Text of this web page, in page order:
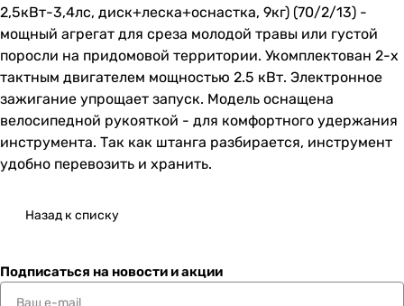
2,5кВт-3,4лс, диск+леска+оснастка, 9кг) (70/2/13) -
мощный агрегат для среза молодой травы или густой
поросли на придомовой территории. Укомплектован 2-х
тактным двигателем мощностью 2.5 кВт. Электронное
зажигание упрощает запуск. Модель оснащена
велосипедной рукояткой - для комфортного удержания
инструмента. Так как штанга разбирается, инструмент
удобно перевозить и хранить.
Назад к списку
Подписаться на новости и акции